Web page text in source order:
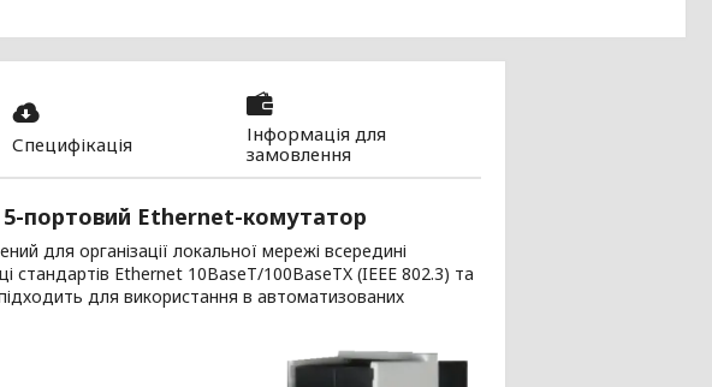
Специфікація
Інформація для
замовлення
5-портовий Ethernet-комутатор
для організації локальної мережі всередині
Ethernet 10BaseT/100BaseTX (IEEE 802.3) та
для використання в автоматизованих